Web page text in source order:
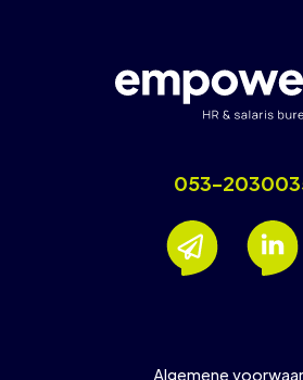
053-
Algemene